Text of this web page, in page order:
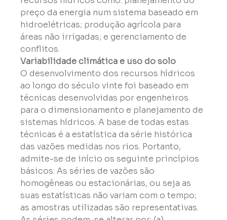
preço da energia num sistema baseado em
hidroelétricas; produção agrícola para
áreas não irrigadas; e gerenciamento de
conflitos.
Variabilidade climática e uso do solo
O desenvolvimento dos recursos hídricos
ao longo do século vinte foi baseado em
técnicas desenvolvidas por engenheiros
para o dimensionamento e planejamento de
sistemas hídricos. A base de todas estas
técnicas é a estatística da série histórica
das vazões medidas nos rios. Portanto,
admite-se de início os seguinte princípios
básicos: As séries de vazões são
homogêneas ou estacionárias, ou seja as
suas estatísticas não variam com o tempo;
as amostras utilizadas são representativas.